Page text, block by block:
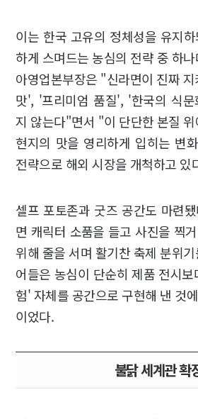
이는 한국 고유의 정체성을 유지
하게 스며드는 농심의 전략 중 하
아영업본부장은 "신라면이 진짜
맛', '프리미엄 품질', '한국의 식
지 않는다"면서 "이 단단한 본질
현지의 맛을 영리하게 입히는 변
전략으로 해외 시장을 개척하고 있
셀프 포토존과 굿즈 공간도 마련
면 캐릭터 소품을 들고 사진을 찍
위해 줄을 서며 활기찬 축제 분위
어들은 농심이 단순히 제품 전시
험' 자체를 공간으로 구현해 낸 것
이었다.
불닭 세계관 확